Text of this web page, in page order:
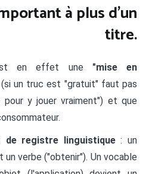
à plus d'un
titre.
en effet une "mise en
(si un truc est "gratuit" faut pas
y jouer vraiment") et que
de registre linguistique: un
verbe ("obtenir"). Un vocable